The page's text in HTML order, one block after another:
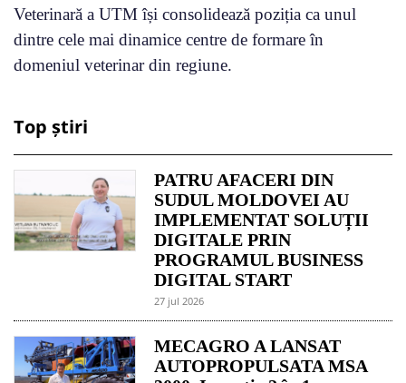
Veterinară a UTM își consolidează poziția ca unul
dintre cele mai dinamice centre de formare în
domeniul veterinar din regiune.
Top știri
PATRU AFACERI DIN
SUDUL MOLDOVEI AU
IMPLEMENTAT SOLUȚII
DIGITALE PRIN
PROGRAMUL BUSINESS
DIGITAL START
27 jul 2026
MECAGRO A LANSAT
AUTOPROPULSATA MSA